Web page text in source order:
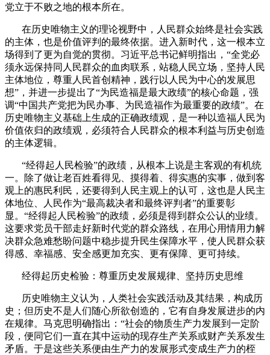
党立于不败之地的根本所在。
在历史唯物主义的理论视野中，人民群众始终是社会实践
的主体，也是价值评判的最终依据。进入新时代，这一根本立
场得到了更为自觉的贯彻。习近平总书记鲜明指出，“全党必
须永远保持同人民群众的血肉联系，站稳人民立场，坚持人民
主体地位，尊重人民首创精神，践行以人民为中心的发展思
想”，并进一步提出了“为民造福是最大政绩”的核心命题，强
调“中国共产党把为民办事、为民造福作为最重要的政绩”。在
历史唯物主义基础上生成的正确政绩观，是一种以造福人民为
价值依归的政绩观，必须符合人民群众的根本利益与历史创造
的主体逻辑。
“经得起人民检验”的政绩，从根本上说是主客观的有机统
一。除了做让老百姓看得见、摸得着、得实惠的实事，做到客
观上的惠民利民，还要得到人民主观上的认可，这也是人民主
体地位、人民作为“最高裁决者和最终评判者”的重要彰
显。“经得起人民检验”的政绩，必须是得到群众公认的业绩。
这要求党员干部走好新时代党的群众路线，在用心用情用力解
决群众急难愁盼问题中稳步提升民生保障水平，使人民群众获
得感、幸福感、安全感更加充实、更有保障、更可持续。
经得起历史检验：尊重历史发展规律、坚持历史思维
历史唯物主义认为，人类社会实践活动及其结果，构成历
史；但历史不是人们随心所欲创造的，它有自身发展进步的内
在规律。马克思明确指出：“社会的物质生产力发展到一定阶
段，便同它们一直在其中运动的现存生产关系或财产关系发生
矛盾。于是这些关系便由生产力的发展形式变成生产力的桎